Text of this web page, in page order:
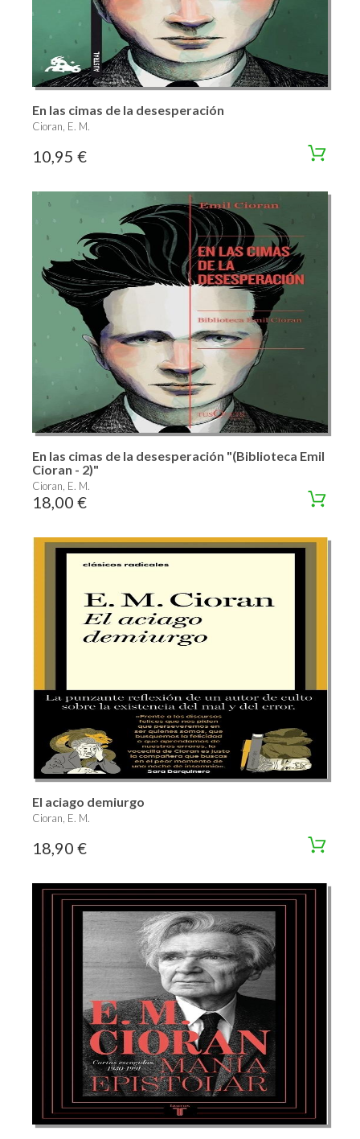
En las cimas de la desesperación
Cioran, E. M.
10,95 €
En las cimas de la desesperación "(Biblioteca Emil
Cioran - 2)"
Cioran, E. M.
18,00 €
El aciago demiurgo
Cioran, E. M.
18,90 €